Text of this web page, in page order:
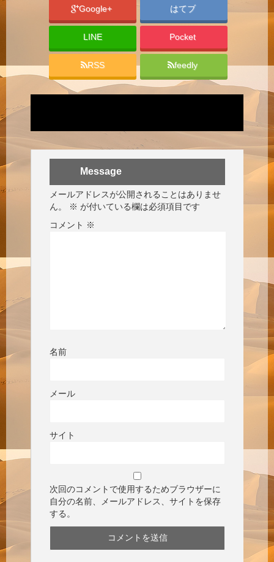
Google+ はてブ
LINE Pocket
RSS feedly
Message
メールアドレスが公開されることはありませ
ん。
※ が付いている欄は必須項目です
コメント ※
名前
メール
サイト
次回のコメントで使用するためブラウザーに
自分の名前、メールアドレス、サイトを保存
する。